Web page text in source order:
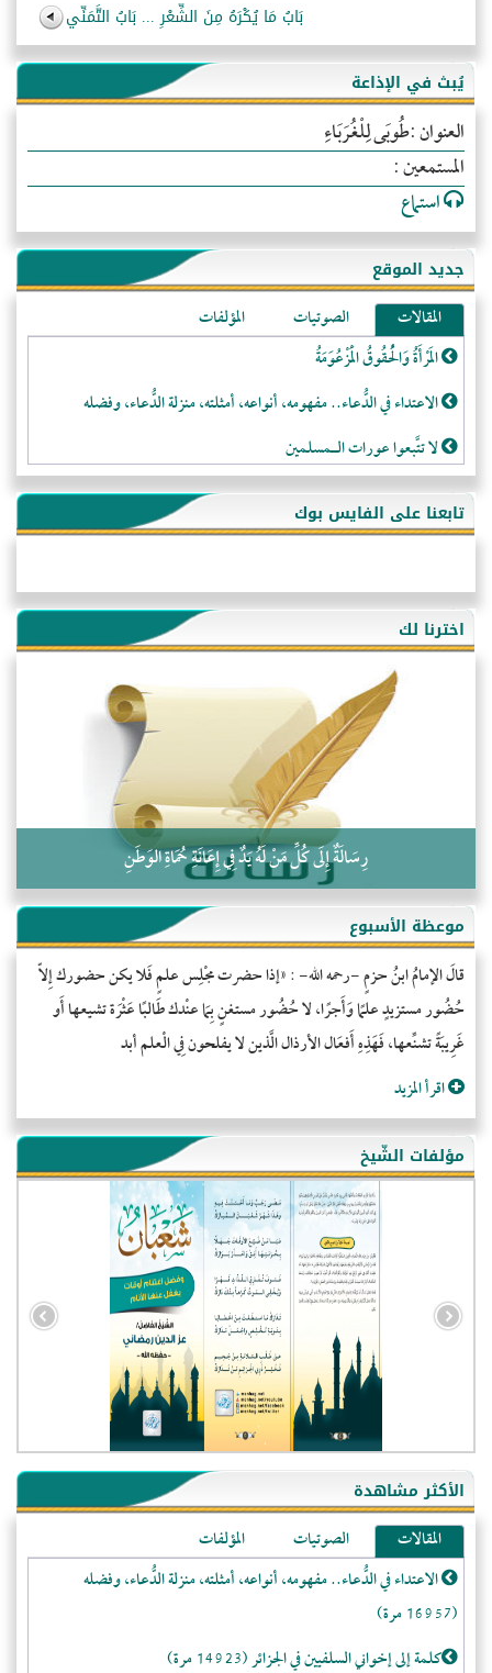
بَابُ مَا يُكْرَهُ مِنَ الشِّعْرِ ... بَابُ التَّمَنِّي
يُبث في الإذاعة
العنوان :طُوبَى لِلْغُرَبَاءِ
المستمعين :
استماع
جديد الموقع
المقالات الصوتيات
المؤلفات
المَرْأَةُ وَالْحُقُوقُ الْمَزْعُوَمَةُ
الاعتداء في الدُّعاء.. مفهومه، أنواعه، أمثلته، منزلة الدُّعاء، وفضله
لا تتَّبعوا عورات الـمسلمين
فقه النَّصيحة عند الصَّحابة الكرام رضي الله عنهم
لَا عِزَّةَ إِلَّا بِالإِسْلَامِ
هذه سبيلنا فماذا تنقمون؟!
أُسُـسُ بَـيْـتِ الـمُسْـلِمِ
التَّعْلِيمُ القُرْآنِي
كلمة إلى إخواني السلفيين في الجزائر
تابعنا على الفايس بوك
اخترنا لك
رِسَالَةٌ إِلَى كُلِّ مَنْ لَهُ يَدٌ فِي إِعَانَةِ حُمَاةِ الوَطَنِ
موعظة الأسبوع
قالَ الإمامُ ابنُ حزمٍ -رحمه الله- : «إذا حضرت مجْلِس علمٍ فَلا يكن حضورك إِلاّ
حُضُور مستزيدٍ علمًا وَأَجرًا، لا حُضُور مستغنٍ بِمَا عنْدك طَالبًا عَثْرَة تشيعها أَو
غَرِيبَةً تشنِّعها، فَهَذِهِ أَفعَال الأرذال الَّذين لا يفلحون فِي الْعلم أبد
اقرأ المزيد
مؤلفات الشّيخ
الأكثر مشاهدة
المقالات الصوتيات
المؤلفات
الاعتداء في الدُّعاء.. مفهومه، أنواعه، أمثلته، منزلة الدُّعاء، وفضله
(16957 مرة)
كلمة إلى إخواني السلفيين في الجزائر (14923 مرة)
- الولايات المتحدة (71895)
- فيتنام (21391)
-غير معروف (20676)
- الصين (10577)
- كندا (10210)
- فرنسا (9056)
- المملكة المتحدة (5455)